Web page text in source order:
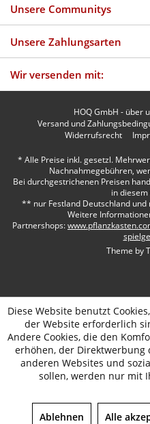
Unsere Communitys
Unsere Zahlungsarten
Wir versenden mit:
HOQ GmbH - über
Versand und
Widerrufsrecht
* Alle Preise inkl. gesetzl.
Nachnahmegebühren,
Bei durchgestrichenen Preisen
in
** nur Festland Deutschland
Weitere
Partnershops:
Theme by
Diese Website benutzt
der Website erforderlich
Andere Cookies, die den
erhöhen, der
anderen Websites und
sollen, werden nur mit
Ablehnen Alle